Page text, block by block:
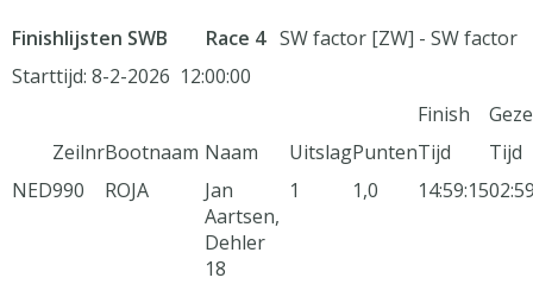
Finishlijsten SWB Race 4 SW factor [ZW] - SW factor
Starttijd: 8-2-2026 12:00:00
Finish
ZeilnrBootnaam Naam UitslagPuntenTijd
Tijd
NED990 ROJA
Jan
Aartsen,
Dehler
18
1 1,0 14:59:15